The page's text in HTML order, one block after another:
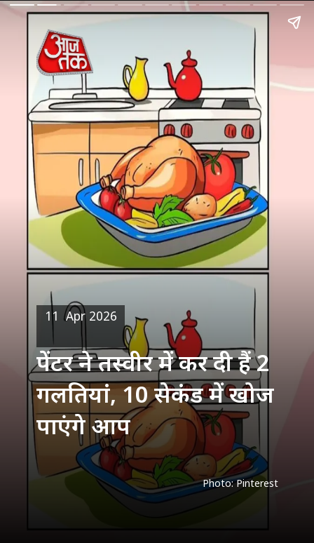
पेंटर ने तस्वीर में कर दी हैं 2
गलतियां, 10 सेकंड में खोज
पाएंगे आप
Photo: Pinterest